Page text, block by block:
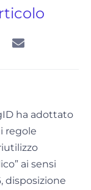
ha adottato
regole
ai sensi
disposizione